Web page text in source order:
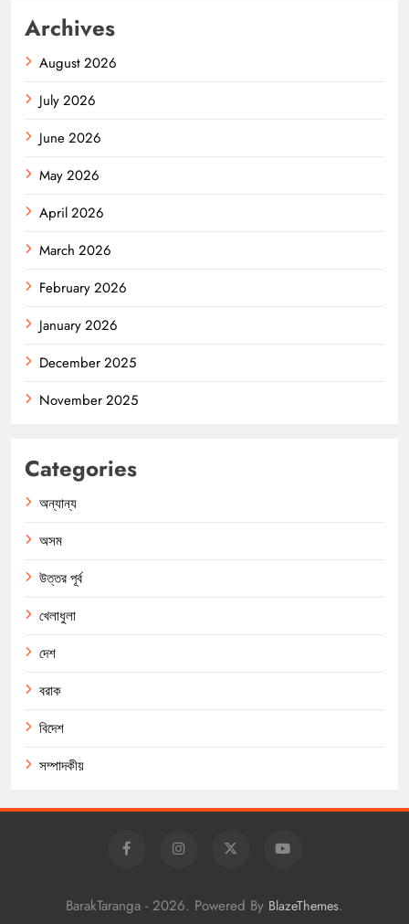
Archives
August 2026
July 2026
June 2026
May 2026
April 2026
March 2026
February 2026
January 2026
December 2025
November 2025
Categories
অন্যান্য
অসম
উত্তর পূর্ব
খেলাধুলা
দেশ
বরাক
বিদেশ
সম্পাদকীয়
BarakTaranga - 2026. Powered By BlazeThemes.